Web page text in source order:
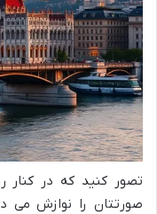
تصور کنید که در کنار
صورتتان را نوازش می